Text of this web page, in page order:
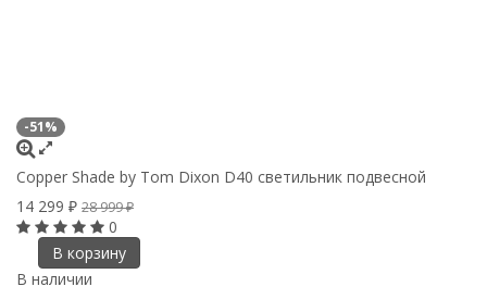
-51%
Copper Shade by Tom Dixon D40 светильник подвесной
14 299 ₽ 28 999₽
0
В корзину
В наличии